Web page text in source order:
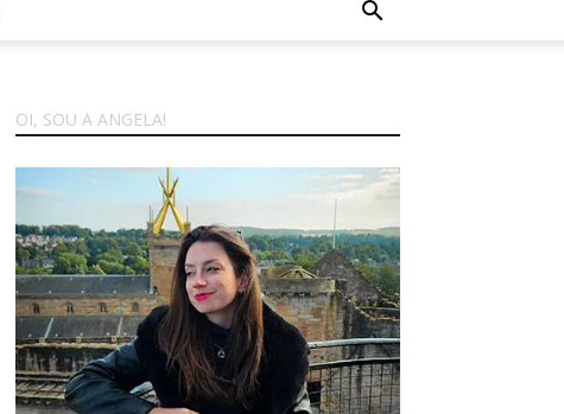
OI, SOU A ANGELA!